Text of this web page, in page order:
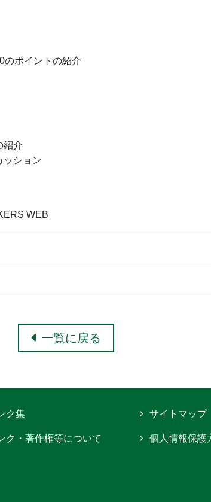
ポイントの紹介
紹介
ション
WEB
一覧に戻る
ク集 サイトマップ
ク・著作権等について 個人情報保護